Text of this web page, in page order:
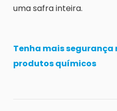
uma safra inteira.
Tenha mais segurança
produtos químicos